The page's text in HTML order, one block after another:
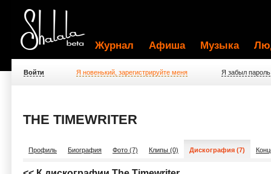
Журнал Афиша Музыка
Войти Я новенький, зарегистрируйте меня Я забыл пароль
THE TIMEWRITER
Профиль Биография Фото (7) Клипы (0) Дискография (7)